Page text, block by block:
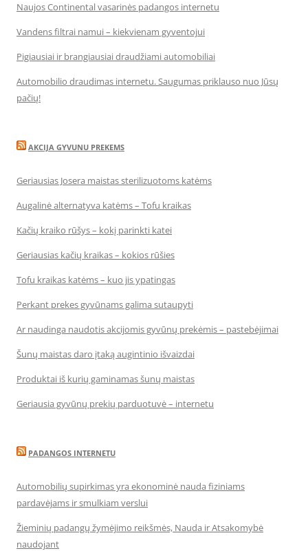
Naujos Continental vasarinės padangos internetu
Vandens filtrai namui – kiekvienam gyventojui
Pigiausiai ir brangiausiai draudžiami automobiliai
Automobilio draudimas internetu. Saugumas priklauso nuo Jūsų
pačių!
AKCIJA GYVUNU PREKEMS
Geriausias Josera maistas sterilizuotoms katėms
Augalinė alternatyva katėms – Tofu kraikas
Kačių kraiko rūšys – kokį parinkti katei
Geriausias kačių kraikas – kokios rūšies
Tofu kraikas katėms – kuo jis ypatingas
Perkant prekes gyvūnams galima sutaupyti
Ar naudinga naudotis akcijomis gyvūnų prekėmis – pastebėjimai
Šunų maistas daro įtaką augintinio išvaizdai
Produktai iš kurių gaminamas šunų maistas
Geriausia gyvūnų prekių parduotuvė – internetu
PADANGOS INTERNETU
Automobilių supirkimas yra ekonominė nauda fiziniams
pardavėjams ir smulkiam verslui
Žieminių padangų žymėjimo reikšmės, Nauda ir Atsakomybė
naudojant